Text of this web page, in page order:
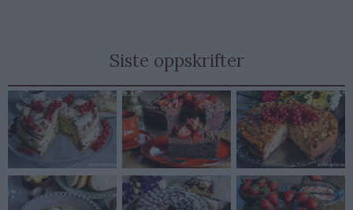
Siste oppskrifter